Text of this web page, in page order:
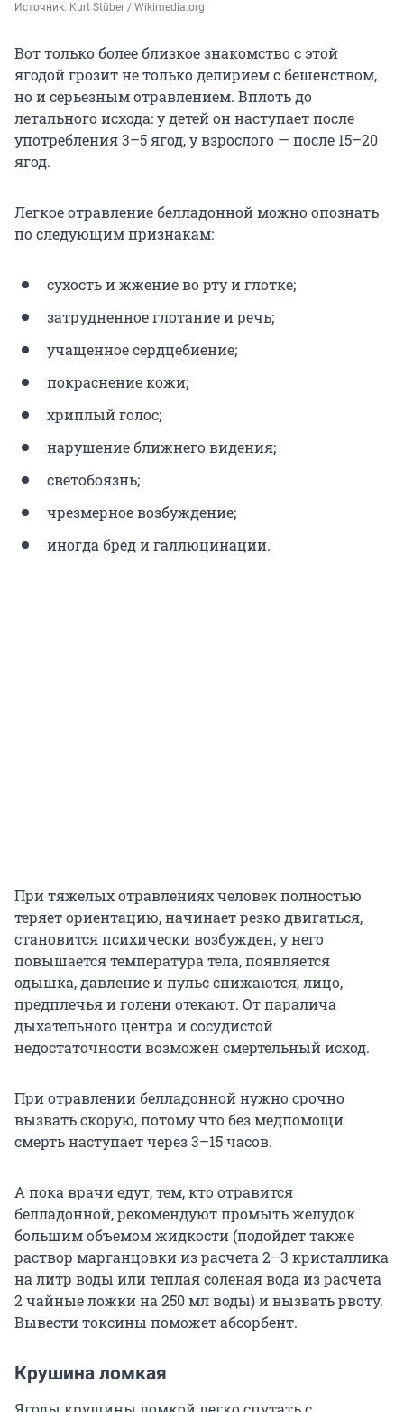
Источник: Kurt Stüber / Wikimedia.org
Вот только более близкое знакомство с этой
ягодой грозит не только делирием с бешенством,
но и серьезным отравлением. Вплоть до
летального исхода: у детей он наступает после
употребления 3–5 ягод, у взрослого — после 15–20
ягод.
Легкое отравление белладонной можно опознать
по следующим признакам:
сухость и жжение во рту и глотке;
затрудненное глотание и речь;
учащенное сердцебиение;
покраснение кожи;
хриплый голос;
нарушение ближнего видения;
светобоязнь;
чрезмерное возбуждение;
иногда бред и галлюцинации.
При тяжелых отравлениях человек полностью
теряет ориентацию, начинает резко двигаться,
становится психически возбужден, у него
повышается температура тела, появляется
одышка, давление и пульс снижаются, лицо,
предплечья и голени отекают. От паралича
дыхательного центра и сосудистой
недостаточности возможен смертельный исход.
При отравлении белладонной нужно срочно
вызвать скорую, потому что без медпомощи
смерть наступает через 3–15 часов.
А пока врачи едут, тем, кто отравится
белладонной, рекомендуют промыть желудок
большим объемом жидкости (подойдет также
раствор марганцовки из расчета 2–3 кристаллика
на литр воды или теплая соленая вода из расчета
2 чайные ложки на 250 мл воды) и вызвать рвоту.
Вывести токсины поможет абсорбент.
Крушина ломкая